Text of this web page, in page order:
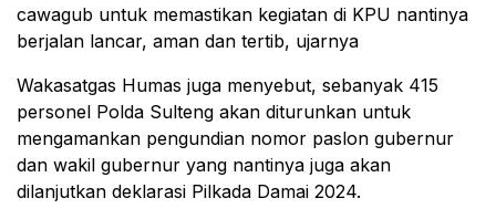
cawagub untuk memastikan kegiatan di KPU nantinya
berjalan lancar, aman dan tertib, ujarnya
Wakasatgas Humas juga menyebut, sebanyak 415
personel Polda Sulteng akan diturunkan untuk
mengamankan pengundian nomor paslon gubernur
dan wakil gubernur yang nantinya juga akan
dilanjutkan deklarasi Pilkada Damai 2024.